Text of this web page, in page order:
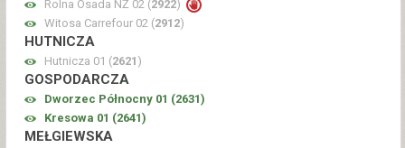
Rolna Osada NŻ 02 (2922)
Witosa Carrefour 02 (2912)
HUTNICZA
Hutnicza 01 (2621 )
GOSPODARCZA
Dworzec Północny 01 (2631)
Kresowa 01 (2641)
MEŁGIEWSKA